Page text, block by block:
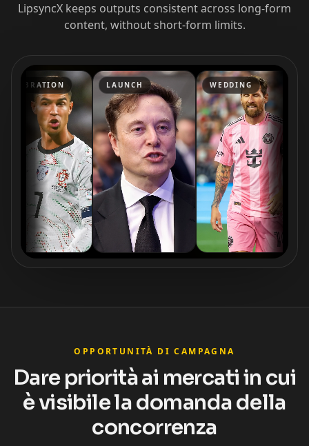
LipsyncX keeps outputs consistent across long-form
content, without short-form limits.
LAUNCH WEDDING
OPPORTUNITÀ DI CAMPAGNA
Dare priorità ai mercati in cui
è visibile la domanda della
concorrenza